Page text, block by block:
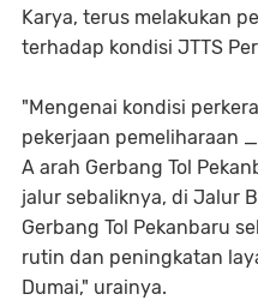
Karya, terus melakukan
terhadap kondisi JTTS
"Mengenai kondisi
pekerjaan pemeliharaan
A arah Gerbang Tol
jalur sebaliknya, di Jalur
Gerbang Tol Pekanbaru
rutin dan peningkatan
Dumai," urainya.